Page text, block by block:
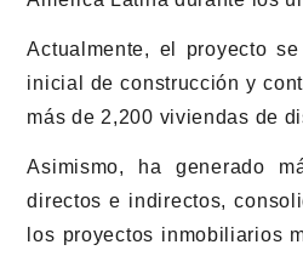
Actualmente, el proyecto
inicial de construcción y
más de 2,200 viviendas de
Asimismo, ha generado
directos e indirectos,
los proyectos inmobiliarios